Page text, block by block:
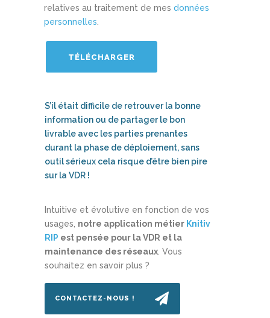
relatives au traitement de mes données
personnelles.
S’il était difficile de retrouver la bonne
information ou de partager le bon
livrable avec les parties prenantes
durant la phase de déploiement, sans
outil sérieux cela risque d’être bien pire
sur la VDR !
Intuitive et évolutive en fonction de vos
usages, notre application métier Knitiv
RIP est pensée pour la VDR et la
maintenance des réseaux. Vous
souhaitez en savoir plus ?
CONTACTEZ-NOUS !